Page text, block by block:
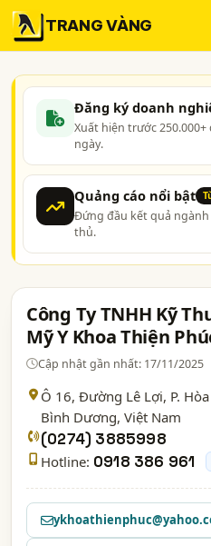
TRANG VÀNG
Đăng ký doanh
Xuất hiện trước
ngày.
Quảng cáo nổi bật
Đứng đầu kết quả
thủ.
Công Ty TNHH Kỹ
Mỹ Y Khoa Thiện
Cập nhật gần nhất: 17/11/2025
Ô 16, Đường Lê Lợi, P.
Bình Dương, Việt Nam
(0274) 3885998
Hotline: 0918 386 961